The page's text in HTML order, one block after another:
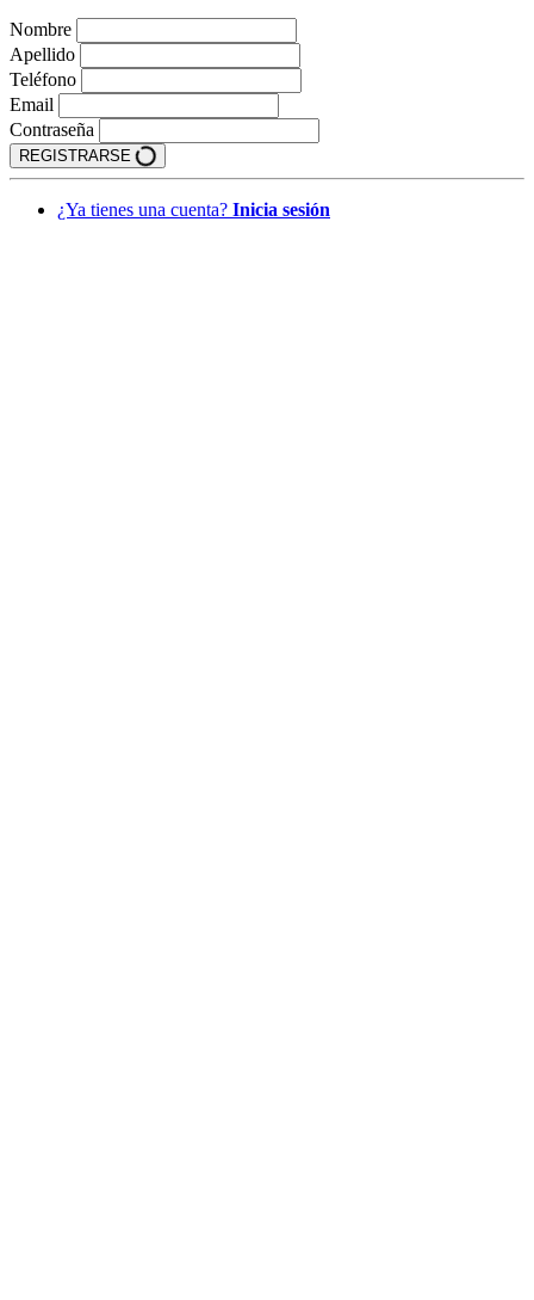
Nombre
Apellido
Teléfono
Email
Contraseña
REGISTRARSE
¿Ya tienes una cuenta? Inicia sesión